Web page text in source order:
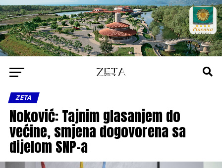
ZETA
Noković: Tajnim glasanjem do
većine, smjena dogovorena sa
dijelom SNP-a